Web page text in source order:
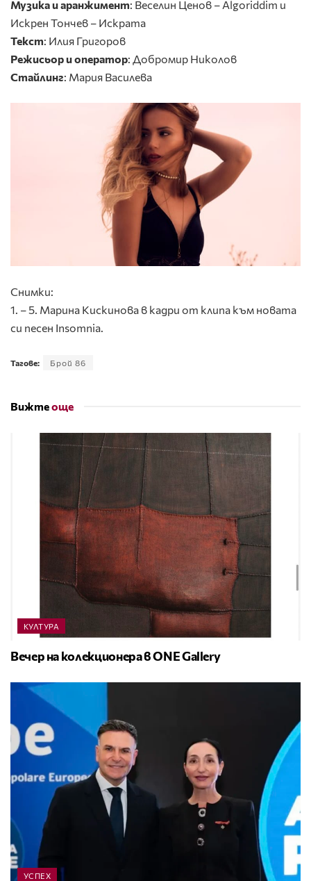
Музика и аранжимент: Веселин Ценов – Algoriddim и
Искрен Тончев – Искрата
Текст: Илия Григоров
Режисьор и оператор: Добромир Николов
Стайлинг: Мария Василева
Снимки:
1. – 5. Марина Кискинова в кадри от клипа към новата
си песен Insomnia.
Тагове: Брой 86
Вижтеоще
КУЛТУРА
Вечер на колекционера в ONE Gallery
УСПЕХ